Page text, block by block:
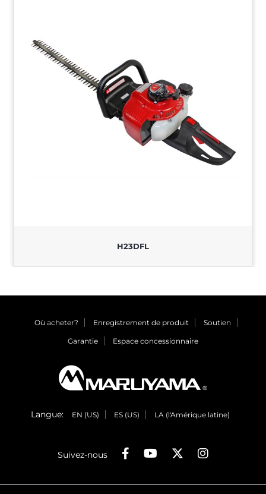
H23DFL
Où acheter? Enregistrement de produit Soutien
Garantie Espace concessionnaire
Langue: EN (US) ES (US) LA (l'Amérique latine)
Suivez-nous